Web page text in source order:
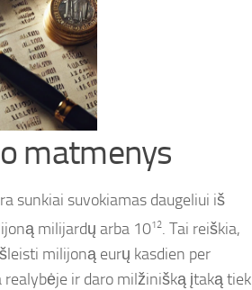
matmenys
sunkiai suvokiamas daugeliui iš
milijardų arba 1012. Tai reiškia,
milijoną eurų kasdien per
realybėje ir daro milžinišką įtaką tiek